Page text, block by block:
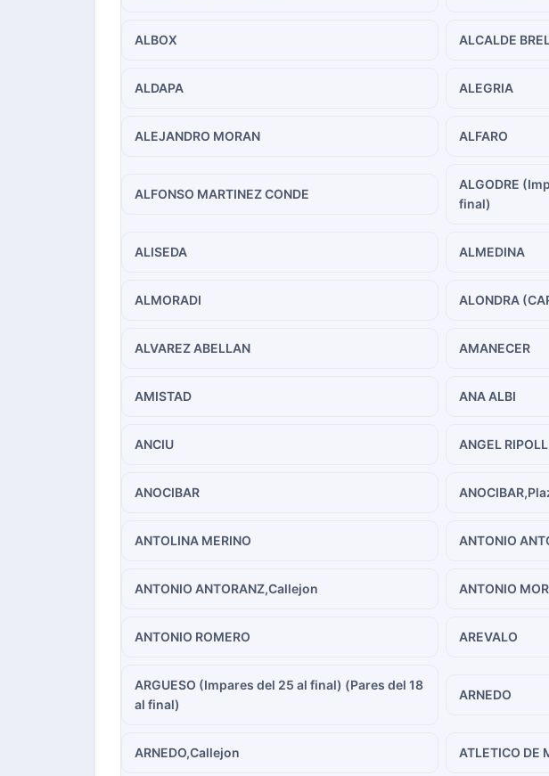
ALBOX ALCALDE
ALDAPA ALEGRIA
ALEJANDRO MORAN ALFARO
ALFONSO MARTINEZ CONDE
ALGODRE
final)
ALISEDA ALMEDINA
ALMORADI ALONDRA
ALVAREZ ABELLAN AMANECER
AMISTAD ANA ALBI
ANCIU ANGEL RIPOLL
ANOCIBAR
ANTOLINA MERINO ANTONIO
ANTONIO ANTORANZ,Callejon ANTONIO
ANTONIO ROMERO AREVALO
ARGUESO (Impares del 25 al final) (Pares del 18
al final)
ARNEDO
ARNEDO,Callejon ATLETICO DE